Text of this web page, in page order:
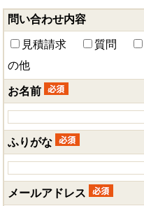
問い合わせ内容
見積請求 質問
の他
お名前
ふりがな
メールアドレス